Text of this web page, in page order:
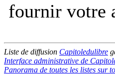
fournir votre
Liste de diffusion Capitoledulibre
Interface administrative de
Panorama de toutes les listes sur